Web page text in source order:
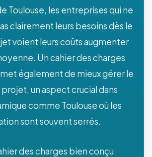
Toulouse, les entreprises qui ne
clairement leurs besoins dès le
voient leurs coûts augmenter
Un cahier des charges
également de mieux gérer le
un aspect crucial dans
comme Toulouse où les
sont souvent serrés.
des charges bien conçu